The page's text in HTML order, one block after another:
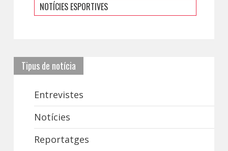
NOTÍCIES ESPORTIVES
Tipus de notícia
Entrevistes
Notícies
Reportatges